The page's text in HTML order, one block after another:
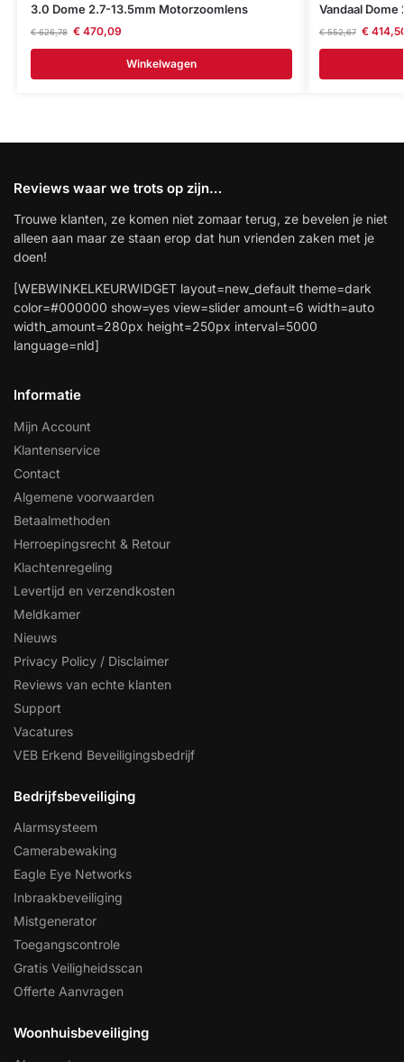
3.0 Dome 2.7-13.5mm Motorzoomlens
€626,78 €470,09
Winkelwagen
Vandaal Dome
€552,67 €
Reviews waar we trots op zijn…
Trouwe klanten, ze komen niet zomaar terug, ze bevelen je niet
alleen aan maar ze staan erop dat hun vrienden zaken met je
doen!
[WEBWINKELKEURWIDGET layout=new_default theme=dark
color=#000000 show=yes view=slider amount=6 width=auto
width_amount=280px height=250px interval=5000
language=nld]
Informatie
Mijn Account
Klantenservice
Contact
Algemene voorwaarden
Betaalmethoden
Herroepingsrecht & Retour
Klachtenregeling
Levertijd en verzendkosten
Meldkamer
Nieuws
Privacy Policy / Disclaimer
Reviews van echte klanten
Support
Vacatures
VEB Erkend Beveiligingsbedrijf
Bedrijfsbeveiliging
Alarmsysteem
Camerabewaking
Eagle Eye Networks
Inbraakbeveiliging
Mistgenerator
Toegangscontrole
Gratis Veiligheidsscan
Offerte Aanvragen
Woonhuisbeveiliging